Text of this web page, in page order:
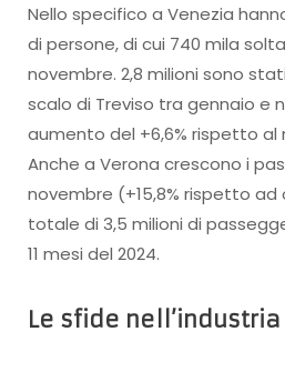
Nello specifico a Venezia
di persone, di cui 740 mila
novembre. 2,8 milioni sono
scalo di Treviso tra gennaio e
aumento del +6,6% rispetto
Anche a Verona crescono i
novembre (+15,8% rispetto
totale di 3,5 milioni di
11 mesi del 2024.
Le sfide